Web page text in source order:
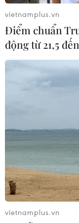
củng cố chủ
08/08/2026 04:15
Liên hợp quốc
công dân
Nga-Ukraine
Chính sách nhà
Góc tham chiếu
Bỉ tìm ra hướng
ung thư gan di căn
vietnamplus.vn
Điểm chuẩn
động từ 21,5
vietnamplus.vn